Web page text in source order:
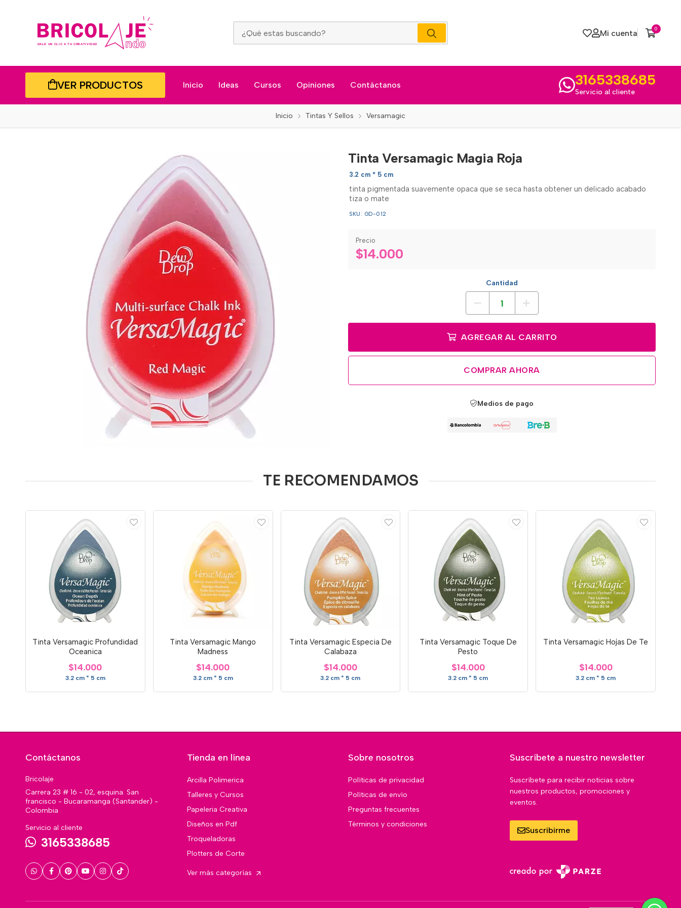
Mi cuenta 0
VER PRODUCTOS Inicio Ideas Cursos Opiniones Contáctanos 3165338685
Servicio al cliente
Inicio Tintas Y Sellos Versamagic
Tinta Versamagic Magia Roja
3.2 cm * 5 cm
tinta pigmentada suavemente opaca que se seca hasta obtener un delicado acabado
tiza o mate
SKU: GD-012
Precio
$14.000
Cantidad
AGREGAR AL CARRITO
COMPRAR AHORA
Medios de pago
TE RECOMENDAMOS
Tinta Versamagic Profundidad
Oceanica
$14.000
3.2 cm * 5 cm
Tinta Versamagic Mango
Madness
$14.000
3.2 cm * 5 cm
Tinta Versamagic Especia De
Calabaza
$14.000
3.2 cm * 5 cm
Tinta Versamagic Toque De
Pesto
$14.000
3.2 cm * 5 cm
Tinta Versamagic Hojas De Te
$14.000
3.2 cm * 5 cm
Contáctanos
Bricolaje
Carrera 23 # 16 - 02, esquina. San
francisco - Bucaramanga (Santander) -
Colombia
Servicio al cliente
3165338685
Tienda en línea
Arcilla Polimerica
Talleres y Cursos
Papeleria Creativa
Diseños en Pdf
Troqueladoras
Plotters de Corte
Ver más categorías
Sobre nosotros
Políticas de privacidad
Políticas de envío
Preguntas frecuentes
Términos y condiciones
Suscríbete a nuestro newsletter
Suscríbete para recibir noticias sobre
nuestros productos, promociones y
eventos.
Suscribirme